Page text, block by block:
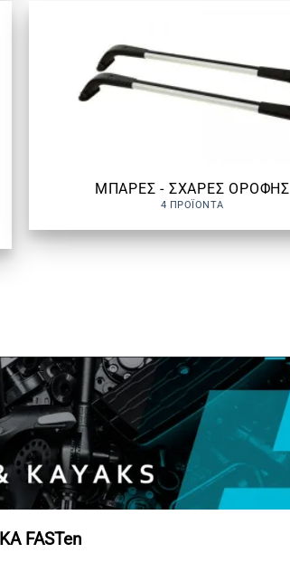
ΜΠΑΡΕΣ - ΣΧΑΡΕΣ ΟΡΟΦΗΣ
4 ΠΡΟΪΌΝΤΑ
FASTen